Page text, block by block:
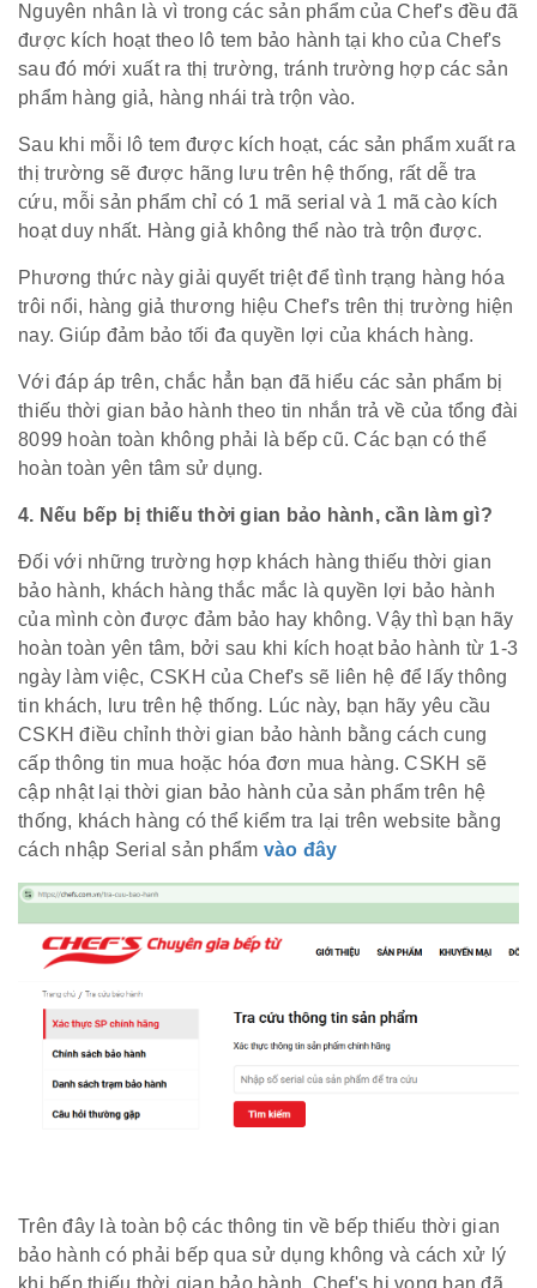
Nguyên nhân là vì trong các sản phẩm của Chef's đều đã
được kích hoạt theo lô tem bảo hành tại kho của Chef's
sau đó mới xuất ra thị trường, tránh trường hợp các sản
phẩm hàng giả, hàng nhái trà trộn vào.
Sau khi mỗi lô tem được kích hoạt, các sản phẩm xuất ra
thị trường sẽ được hãng lưu trên hệ thống, rất dễ tra
cứu, mỗi sản phẩm chỉ có 1 mã serial và 1 mã cào kích
hoạt duy nhất. Hàng giả không thể nào trà trộn được.
Phương thức này giải quyết triệt để tình trạng hàng hóa
trôi nổi, hàng giả thương hiệu Chef's trên thị trường hiện
nay. Giúp đảm bảo tối đa quyền lợi của khách hàng.
Với đáp áp trên, chắc hẳn bạn đã hiểu các sản phẩm bị
thiếu thời gian bảo hành theo tin nhắn trả về của tổng đài
8099 hoàn toàn không phải là bếp cũ. Các bạn có thể
hoàn toàn yên tâm sử dụng.
4. Nếu bếp bị thiếu thời gian bảo hành, cần làm gì?
Đối với những trường hợp khách hàng thiếu thời gian
bảo hành, khách hàng thắc mắc là quyền lợi bảo hành
của mình còn được đảm bảo hay không. Vậy thì bạn hãy
hoàn toàn yên tâm, bởi sau khi kích hoạt bảo hành từ 1-3
ngày làm việc, CSKH của Chef's sẽ liên hệ để lấy thông
tin khách, lưu trên hệ thống. Lúc này, bạn hãy yêu cầu
CSKH điều chỉnh thời gian bảo hành bằng cách cung
cấp thông tin mua hoặc hóa đơn mua hàng. CSKH sẽ
cập nhật lại thời gian bảo hành của sản phẩm trên hệ
thống, khách hàng có thể kiểm tra lại trên website bằng
cách nhập Serial sản phẩm vào đây
Trên đây là toàn bộ các thông tin về bếp thiếu thời gian
bảo hành có phải bếp qua sử dụng không và cách xử lý
khi bếp thiếu thời gian bảo hành. Chef's hi vọng bạn đã